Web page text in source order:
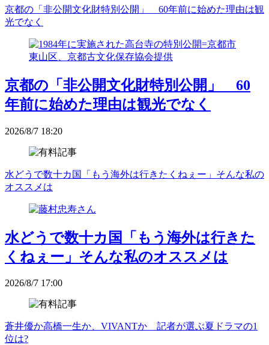
京都の「非公開文化財特別公開」 60年前に始めた理由は観
光でなく
京都の「非公開文化財特別公開」 60
年前に始めた理由は観光でなく
2026/8/7 18:20
水どうで数十カ国「もう海外は行きたくねぇー」そんな私の
オススメは
水どうで数十カ国「もう海外は行きた
くねぇー」そんな私のオススメは
2026/8/7 17:00
蒼井優か高橋一生か、VIVANTか 記者が選ぶ夏ドラマの1
位は?